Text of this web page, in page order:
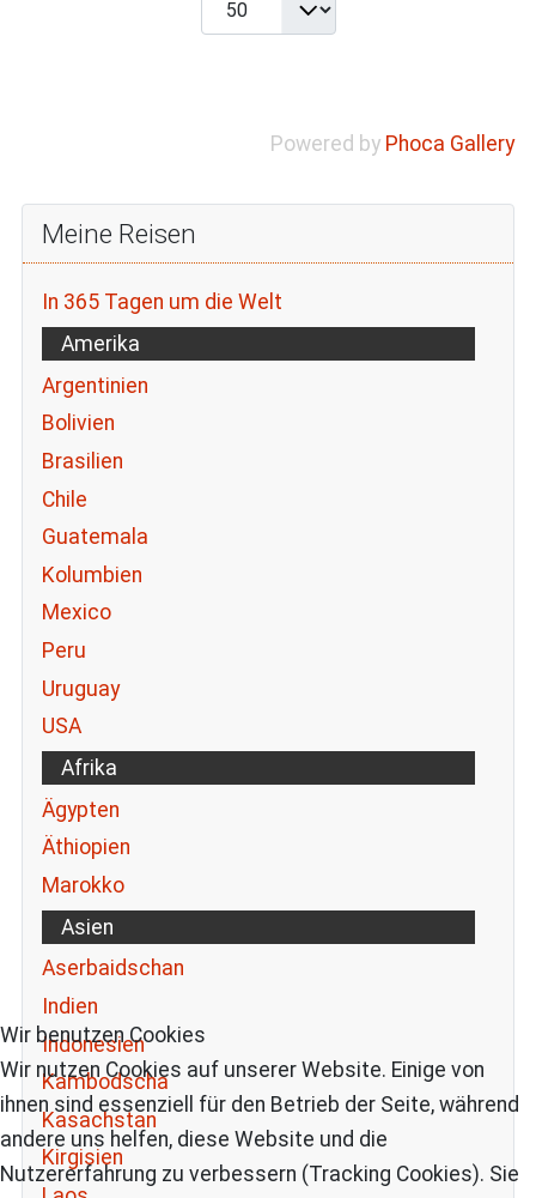
Powered by Phoca Gallery
Meine Reisen
In 365 Tagen um die Welt
Amerika
Argentinien
Bolivien
Brasilien
Chile
Guatemala
Kolumbien
Mexico
Peru
Uruguay
USA
Afrika
Ägypten
Äthiopien
Marokko
Asien
Aserbaidschan
Indien
Indonesien
Kambodscha
Kasachstan
Kirgisien
Wir benutzen Cookies
Wir nutzen Cookies auf unserer Website. Einige von
ihnen sind essenziell für den Betrieb der Seite, während
andere uns helfen, diese Website und die
Nutzererfahrung zu verbessern (Tracking Cookies). Sie